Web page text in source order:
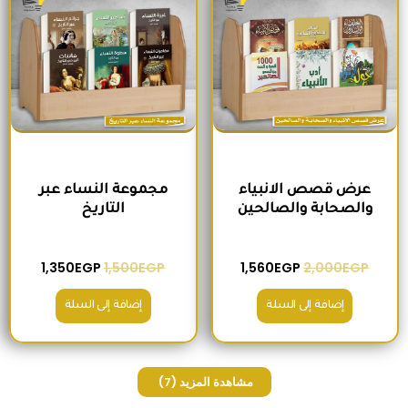
عرض قصص الانبياء
والصحابة والصالحين
2,000EGP
1,560EGP
إضافة إلى السلة
مجموعة النساء عبر
التاريخ
1,500EGP
1,350EGP
إضافة إلى السلة
مشاهدة المزيد (7)